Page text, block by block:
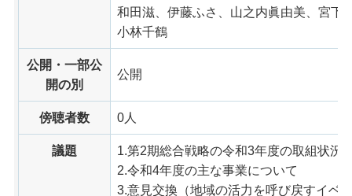
和田滋、伊藤ふさ、山之内眞由美、宮下
小林千鶴
公開・一部公
開の別
公開
傍聴者数 0人
議題
1.第2期総合戦略の令和3年度の取組状況
2.令和4年度の主な事業について
3.意見交換（地域の活力を呼び戻すイベ